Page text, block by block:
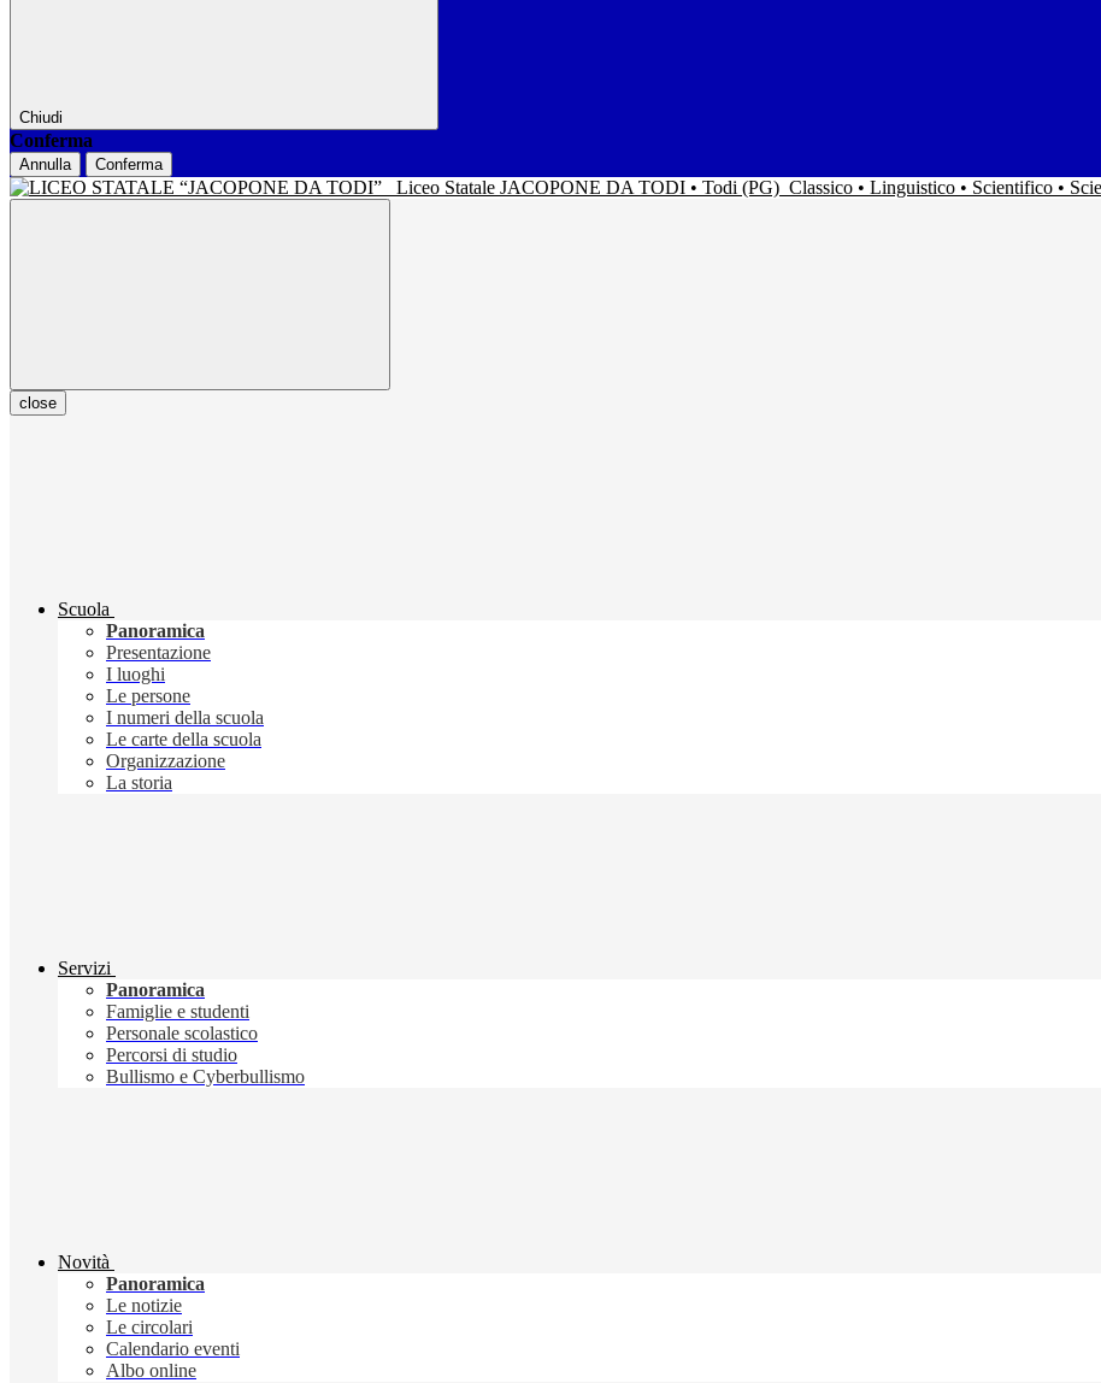
Chiudi
Conferma
Annulla Conferma
Liceo Statale JACOPONE DA TODI • Todi (PG) Classico • Linguistico • Scientifico •
close
Scuola
Panoramica
Presentazione
I luoghi
Le persone
I numeri della scuola
Le carte della scuola
Organizzazione
La storia
Servizi
Panoramica
Famiglie e studenti
Personale scolastico
Percorsi di studio
Bullismo e Cyberbullismo
Novità
Panoramica
Le notizie
Le circolari
Calendario eventi
Albo online